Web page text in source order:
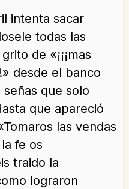
intenta sacar
todas las
de «¡¡¡mas
desde el banco
que solo
que apareció
las vendas
fe os
traido la
lograron